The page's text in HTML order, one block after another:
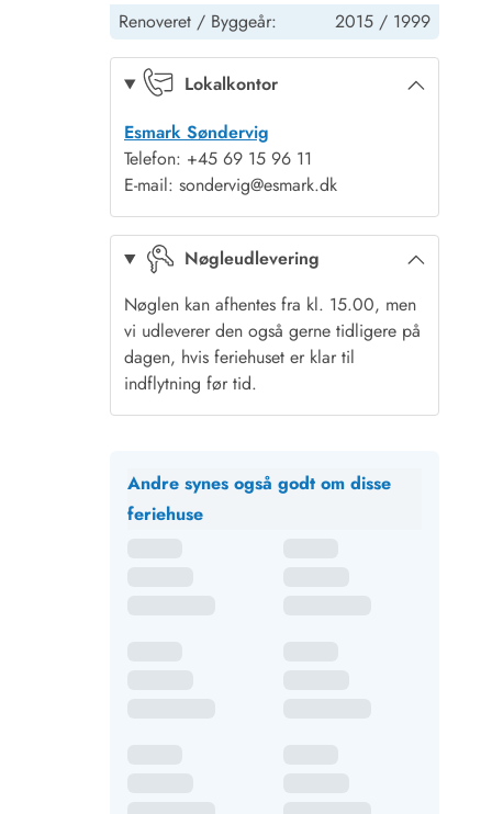
Renoveret / Byggeår: 2015 / 1999
Lokalkontor
Esmark Søndervig
Telefon: +45 69 15 96 11
E-mail: sondervig@esmark.dk
Nøgleudlevering
Nøglen kan afhentes fra kl. 15.00, men
vi udleverer den også gerne tidligere på
dagen, hvis feriehuset er klar til
indflytning før tid.
Andre synes også godt om disse
feriehuse